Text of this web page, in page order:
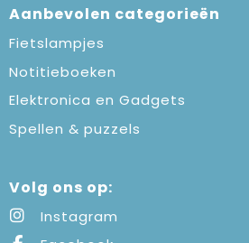
Aanbevolen categorieën
Fietslampjes
Notitieboeken
Elektronica en Gadgets
Spellen & puzzels
Volg ons op:
Instagram